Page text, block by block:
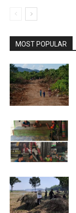
MOST POPULAR